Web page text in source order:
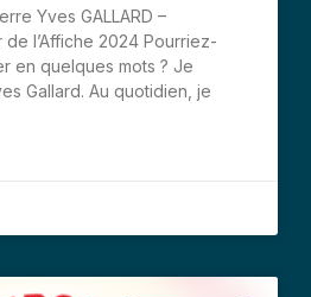
Yves GALLARD –
l’Affiche 2024 Pourriez-
en quelques mots ? Je
Gallard. Au quotidien, je